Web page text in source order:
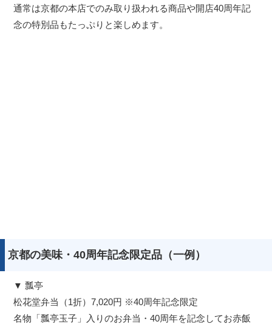
通常は京都の本店でのみ取り扱われる商品や開店40周年記
念の特別品もたっぷりと楽しめます。
京都の美味・40周年記念限定品（一例）
▼ 瓢亭
松花堂弁当（1折）7,020円 ※40周年記念限定
名物「瓢亭玉子」入りのお弁当・40周年を記念してお赤飯